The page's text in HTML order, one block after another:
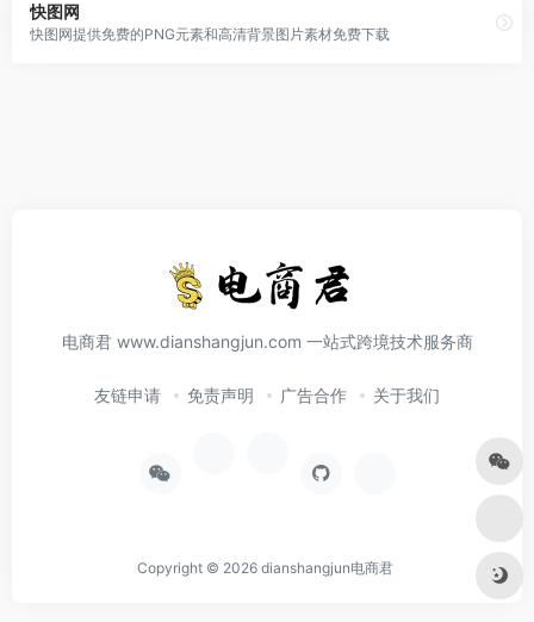
快图网
快图网提供免费的PNG元素和高清背景图片素材免费下载
电商君 www.dianshangjun.com 一站式跨境技术服务商
友链申请 免责声明 广告合作 关于我们
Copyright © 2026 dianshangjun电商君